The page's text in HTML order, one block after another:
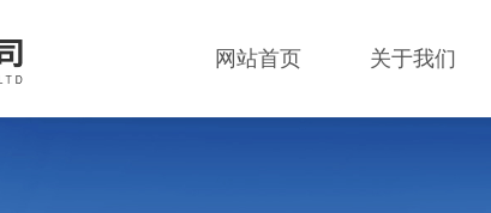
网站首页 关于我们